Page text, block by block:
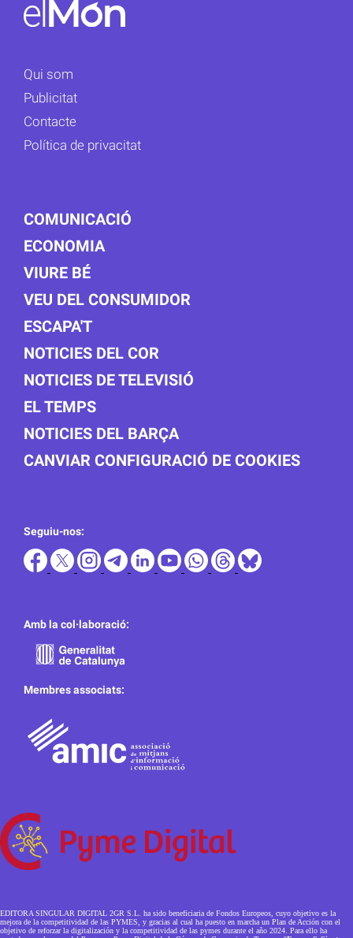
Qui som
Publicitat
Contacte
Política de privacitat
COMUNICACIÓ
ECONOMIA
VIURE BÉ
VEU DEL CONSUMIDOR
ESCAPA'T
NOTICIES DEL COR
NOTICIES DE TELEVISIÓ
EL TEMPS
NOTICIES DEL BARÇA
CANVIAR CONFIGURACIÓ DE COOKIES
Seguiu-nos:
Amb la col·laboració:
Membres associats:
EDITORA SINGULAR DIGITAL 2GR S.L. ha sido beneficiaria de Fondos Europeos, cuyo objetivo es la
mejora de la competitividad de las PYMES, y gracias al cual ha puesto en marcha un Plan de Acción con el
objetivo de reforzar la digitalización y la competitividad de las pymes durante el año 2024. Para ello ha